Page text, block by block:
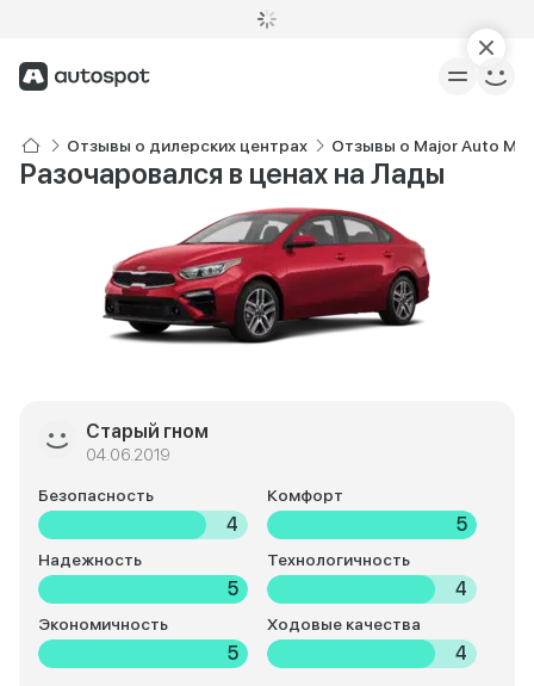
Отзывы о дилерских центрах Отзывы о Major Auto
Разочаровался в ценах на Лады
Старый гном
04.06.2019
Безопасность
4
Комфорт
5
Надежность
5
Технологичность
4
Экономичность
5
Ходовые качества
4